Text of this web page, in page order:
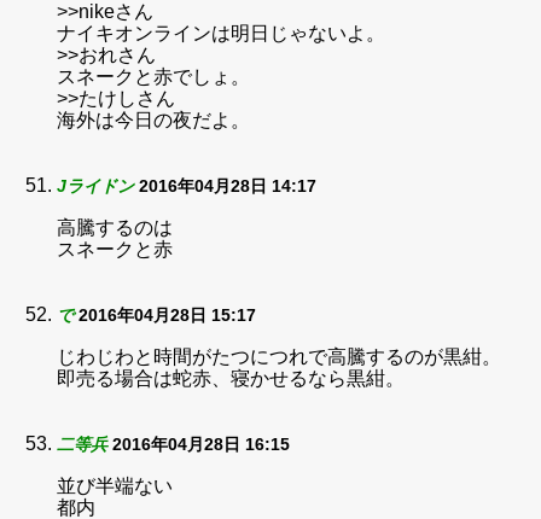
>>nikeさん
ナイキオンラインは明日じゃないよ。
>>おれさん
スネークと赤でしょ。
>>たけしさん
海外は今日の夜だよ。
Jライドン 2016年04月28日 14:17
高騰するのは
スネークと赤
で 2016年04月28日 15:17
じわじわと時間がたつにつれで高騰するのが黒紺。
即売る場合は蛇赤、寝かせるなら黒紺。
二等兵 2016年04月28日 16:15
並び半端ない
都内